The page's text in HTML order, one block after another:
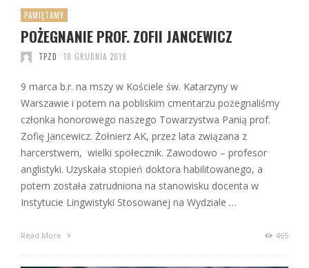
PAMIĘTAMY
POŻEGNANIE PROF. ZOFII JANCEWICZ
TPZD 18 GRUDNIA 2019
9 marca b.r. na mszy w Kościele św. Katarzyny w
Warszawie i potem na pobliskim cmentarzu pożegnaliśmy
członka honorowego naszego Towarzystwa Panią prof.
Zofię Jancewicz. Żołnierz AK, przez lata związana z
harcerstwem, wielki społecznik. Zawodowo – profesor
anglistyki. Uzyskała stopień doktora habilitowanego, a
potem została zatrudniona na stanowisku docenta w
Instytucie Lingwistyki Stosowanej na Wydziale …
Read More 465